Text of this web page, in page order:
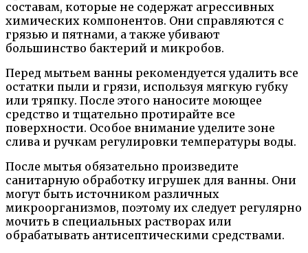
составам, которые не содержат агрессивных
химических компонентов. Они справляются с
грязью и пятнами, а также убивают
большинство бактерий и микробов.
Перед мытьем ванны рекомендуется удалить все
остатки пыли и грязи, используя мягкую губку
или тряпку. После этого наносите моющее
средство и тщательно протирайте все
поверхности. Особое внимание уделите зоне
слива и ручкам регулировки температуры воды.
После мытья обязательно произведите
санитарную обработку игрушек для ванны. Они
могут быть источником различных
микроорганизмов, поэтому их следует регулярно
мочить в специальных растворах или
обрабатывать антисептическими средствами.